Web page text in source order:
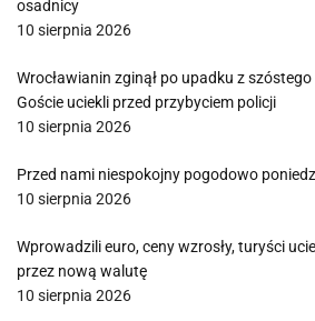
osadnicy
10 sierpnia 2026
Wrocławianin zginął po upadku z
Goście uciekli przed przybyciem policji
10 sierpnia 2026
Przed nami niespokojny pogodowo
10 sierpnia 2026
Wprowadzili euro, ceny wzrosły, turyści
przez nową walutę
10 sierpnia 2026